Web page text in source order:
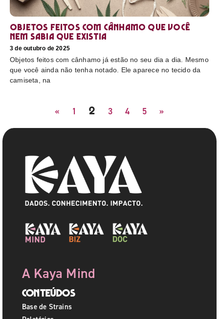
Objetos feitos com cânhamo que você
nem sabia que existia
3 de outubro de 2025
Objetos feitos com cânhamo já estão no seu dia a dia. Mesmo
que você ainda não tenha notado. Ele aparece no tecido da
camiseta, na
« 1 2 3 4 5 »
A Kaya Mind
Conteúdos
Base de Strains